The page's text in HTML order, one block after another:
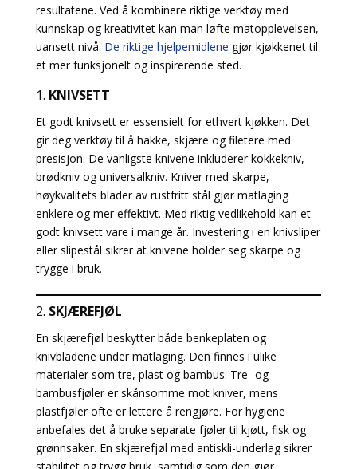
resultatene. Ved å kombinere riktige verktøy med
kunnskap og kreativitet kan man løfte matopplevelsen,
uansett nivå. De riktige hjelpemidlene gjør kjøkkenet til
et mer funksjonelt og inspirerende sted.
1. KNIVSETT
Et godt knivsett er essensielt for ethvert kjøkken. Det
gir deg verktøy til å hakke, skjære og filetere med
presisjon. De vanligste knivene inkluderer kokkekniv,
brødkniv og universalkniv. Kniver med skarpe,
høykvalitets blader av rustfritt stål gjør matlaging
enklere og mer effektivt. Med riktig vedlikehold kan et
godt knivsett vare i mange år. Investering i en knivsliper
eller slipestål sikrer at knivene holder seg skarpe og
trygge i bruk.
2. SKJÆREFJØL
En skjærefjøl beskytter både benkeplaten og
knivbladene under matlaging. Den finnes i ulike
materialer som tre, plast og bambus. Tre- og
bambusfjøler er skånsomme mot kniver, mens
plastfjøler ofte er lettere å rengjøre. For hygiene
anbefales det å bruke separate fjøler til kjøtt, fisk og
grønnsaker. En skjærefjøl med antiskli-underlag sikrer